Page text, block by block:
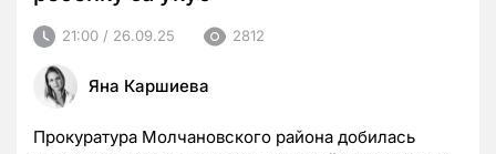
21:00 / 26.09.25 2812
Яна Каршиева
Прокуратура Молчановского района добилась